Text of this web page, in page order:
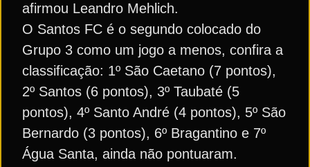
afirmou Leandro Mehlich.
O Santos FC é o segundo colocado do
Grupo 3 como um jogo a menos, confira a
classificação: 1º São Caetano (7 pontos),
2º Santos (6 pontos), 3º Taubaté (5
pontos), 4º Santo André (4 pontos), 5º São
Bernardo (3 pontos), 6º Bragantino e 7º
Água Santa, ainda não pontuaram.